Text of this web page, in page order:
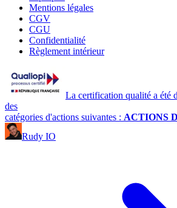
Mentions légales
CGV
CGU
Confidentialité
Règlement intérieur
La certification qualité a été
des
catégories d'actions suivantes : ACTIONS
Rudy IO